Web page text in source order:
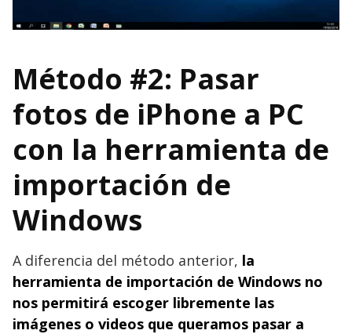
Método #2: Pasar
fotos de iPhone a PC
con la herramienta de
importación de
Windows
A diferencia del método anterior, la
herramienta de importación de Windows no
nos permitirá escoger libremente las
imágenes o videos que queramos pasar a